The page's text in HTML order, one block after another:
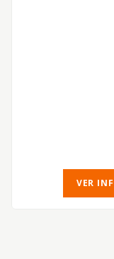
VER